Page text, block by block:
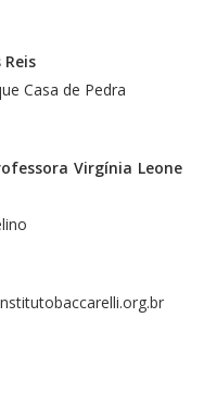
Casa de Pedra
Virgínia Leone